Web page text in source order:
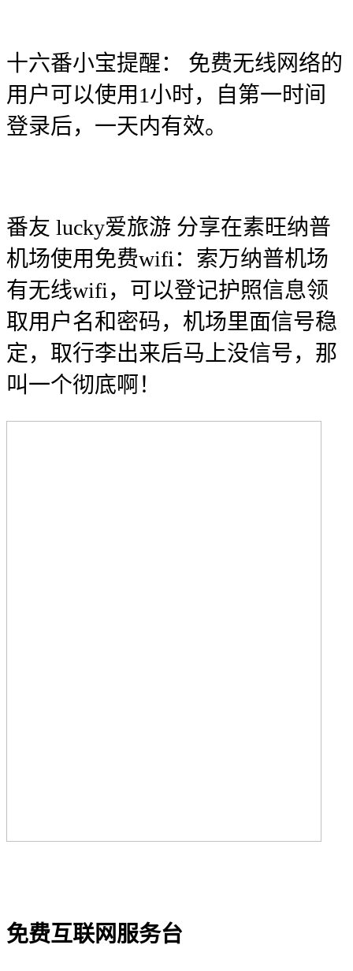
十六番小宝提醒： 免费无线网络的
用户可以使用1小时，自第一时间
登录后，一天内有效。
番友 lucky爱旅游 分享在素旺纳普
机场使用免费wifi：索万纳普机场
有无线wifi，可以登记护照信息领
取用户名和密码，机场里面信号稳
定，取行李出来后马上没信号，那
叫一个彻底啊！
免费互联网服务台